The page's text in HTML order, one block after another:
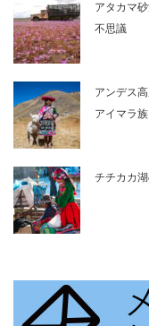
アタカマ
不思議
アンデス
アイマラ族
チチカカ